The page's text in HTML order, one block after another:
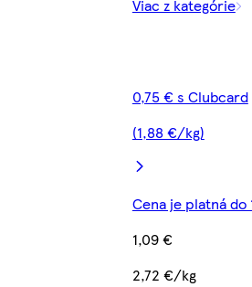
Viac z kategórie
0,75 € s Clubcard
(1,88 €/kg)
Cena je platná do
1,09 €
2,72 €/kg